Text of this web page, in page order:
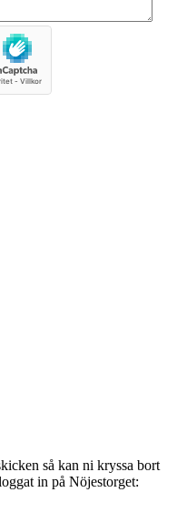
så kan ni kryssa bort
in på Nöjestorget: